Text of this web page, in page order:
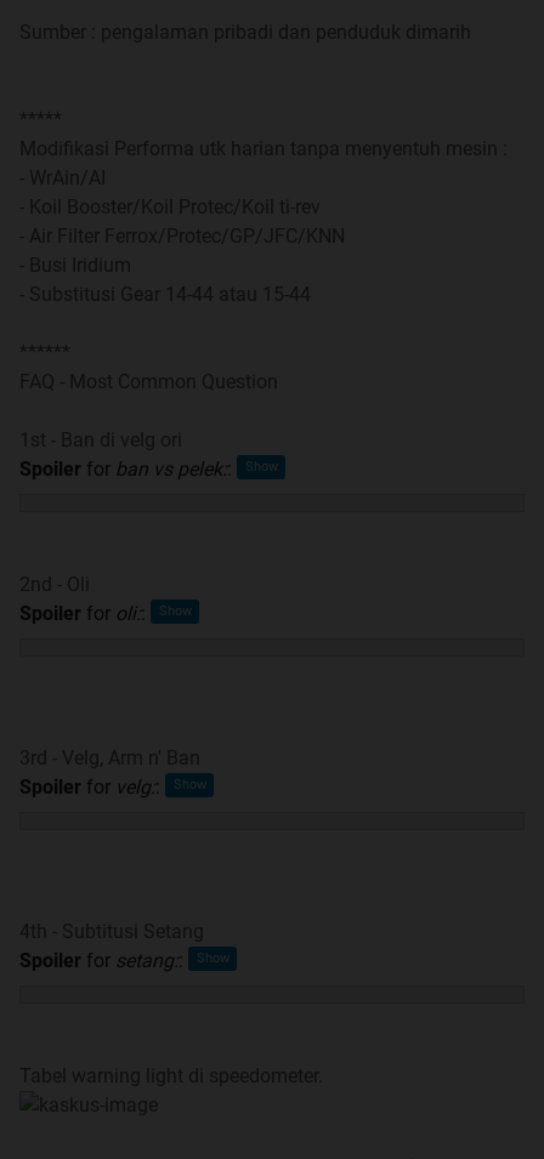
20. Utamakan menjawab pertanyaan
22. Jika ada user yang mau beriklan, mohon gunakan
Spoiler untuk gambar dan link yang diberikan. Sangat
dihargai jika "Nitip lapak" menggunakan kata-kata yang
sopan dan tidak asal "selonong".
EDIT.
26. Ga ada yang ngaku" nubie.. semua bisa baca rules
dulu sebelum posting di sini
The BATA"
"U Know Me So Well lah hukuman nya . . . . . . . . "
A : "VIXUS semakin miring reputasinya, jadi ayo kita
Sumber : pengalaman pribadi dan penduduk dimarih
*****
Modifikasi Performa utk harian tanpa menyentuh mesin :
- WrAin/AI
- Koil Booster/Koil Protec/Koil ti-rev
- Air Filter Ferrox/Protec/GP/JFC/KNN
- Busi Iridium
- Substitusi Gear 14-44 atau 15-44
******
FAQ - Most Common Question
1st - Ban di velg ori
Spoiler for ban vs pelek::
2nd - Oli
Spoiler for oli::
3rd - Velg, Arm n' Ban
Spoiler for velg::
4th - Subtitusi Setang
Spoiler for setang::
Tabel warning light di speedometer.